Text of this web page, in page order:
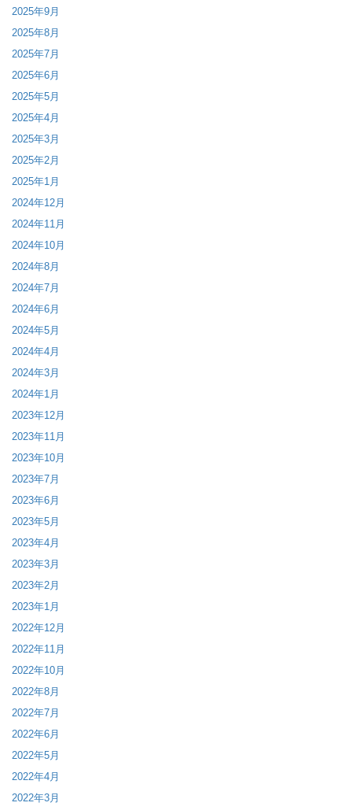
2025年9月
2025年8月
2025年7月
2025年6月
2025年5月
2025年4月
2025年3月
2025年2月
2025年1月
2024年12月
2024年11月
2024年10月
2024年8月
2024年7月
2024年6月
2024年5月
2024年4月
2024年3月
2024年1月
2023年12月
2023年11月
2023年10月
2023年7月
2023年6月
2023年5月
2023年4月
2023年3月
2023年2月
2023年1月
2022年12月
2022年11月
2022年10月
2022年8月
2022年7月
2022年6月
2022年5月
2022年4月
2022年3月